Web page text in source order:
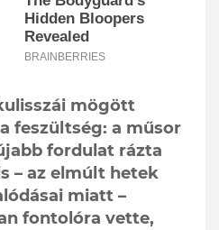
mögött
feszültség: a műsor
fordulat rázta
– az elmúlt hetek
miatt –
fontolóra vette,